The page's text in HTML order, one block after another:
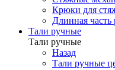
Крюки для
Длинная часть
Тали ручные
Тали ручные
Назад
Тали ручные